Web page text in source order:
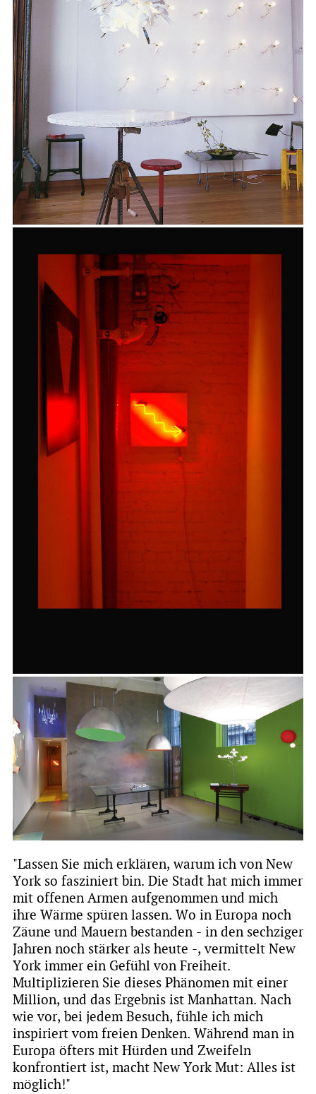
"Lassen Sie mich erklären, warum ich von New
York so fasziniert bin. Die Stadt hat mich immer
mit offenen Armen aufgenommen und mich
ihre Wärme spüren lassen. Wo in Europa noch
Zäune und Mauern bestanden - in den sechziger
Jahren noch stärker als heute -, vermittelt New
York immer ein Gefühl von Freiheit.
Multiplizieren Sie dieses Phänomen mit einer
Million, und das Ergebnis ist Manhattan. Nach
wie vor, bei jedem Besuch, fühle ich mich
inspiriert vom freien Denken. Während man in
Europa öfters mit Hürden und Zweifeln
konfrontiert ist, macht New York Mut: Alles ist
möglich!"